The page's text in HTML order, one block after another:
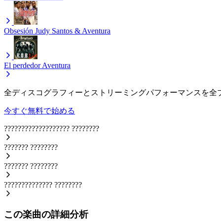
Obsesión Judy Santos & Aventura
El perdedor Aventura
全ディスコグラフィーとストリーミングパフォーマンスを全
今すぐ無料で始める
??????????????????? ????????
??????? ????????
??????? ????????
?????????????? ????????
この楽曲の詳細分析